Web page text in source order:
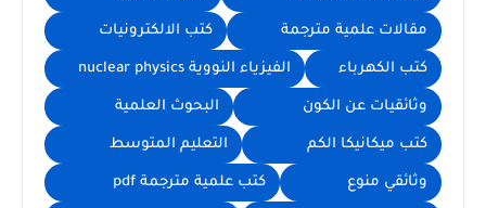
مقالات علمية مترجمة كتب الالكترونيات
كتب الكهرباء الفيزياء النووية nuclear physics
وثائقيات عن الكون البحوث العلمية
كتب ميكانيكا الكم التعليم المتوسط
وثائقي منوع كتب علمية مترجمة pdf